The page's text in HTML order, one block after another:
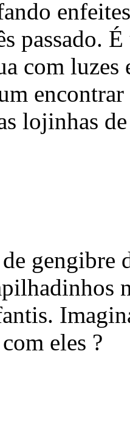
passado.
com luzes
lojinhas
gengibre
eles ?